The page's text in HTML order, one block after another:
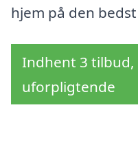
hjem på den
Indhent 3 tilbud,
uforpligtende